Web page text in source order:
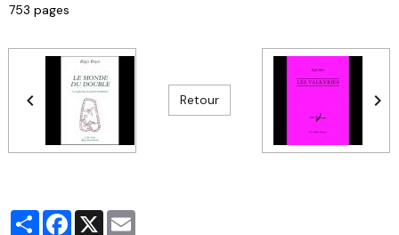
753 pages
Retour
PartagerFacebook
X